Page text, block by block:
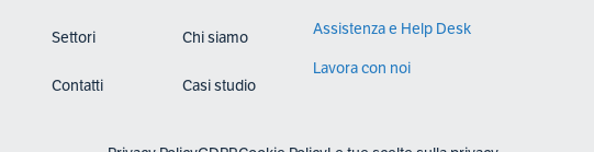
Settori Chi siamo
Contatti Casi studio
Assistenza e Help Desk
Lavora con noi